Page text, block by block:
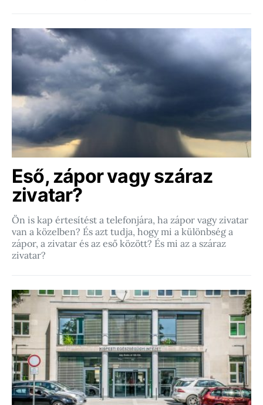
Eső, zápor vagy száraz
zivatar?
Ön is kap értesítést a telefonjára, ha zápor vagy zivatar
van a közelben? És azt tudja, hogy mi a különbség a
zápor, a zivatar és az eső között? És mi az a száraz
zivatar?